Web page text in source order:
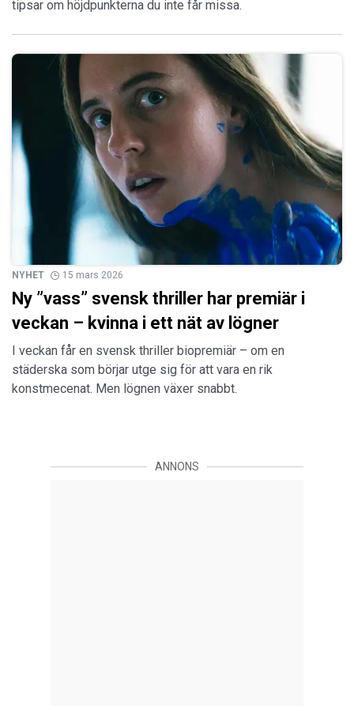
tipsar om höjdpunkterna du inte får missa.
NYHET 15 mars 2026
Ny ”vass” svensk thriller har premiär i
veckan – kvinna i ett nät av lögner
I veckan får en svensk thriller biopremiär – om en
städerska som börjar utge sig för att vara en rik
konstmecenat. Men lögnen växer snabbt.
ANNONS